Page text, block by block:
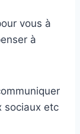
vous à
à
sociaux etc